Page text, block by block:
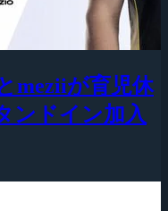
meziiが育児休
ンドイン加入